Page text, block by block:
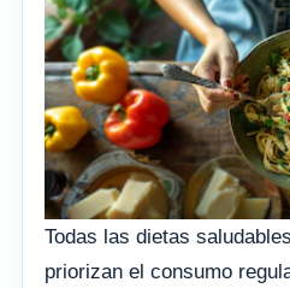
Todas las dietas
priorizan el consumo